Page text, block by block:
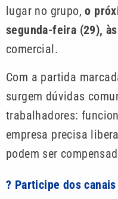
lugar no grupo,o
segunda-feira (29),
comercial.
Com a partida
surgem dúvidas
trabalhadores:
empresa precisa
podem ser
? Participe dos